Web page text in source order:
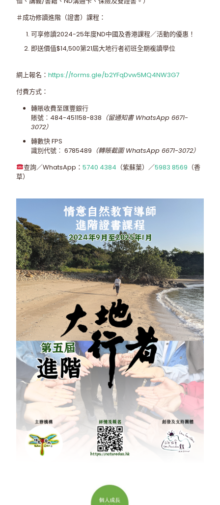
＃成功修讀進階（證書）課程：
可享修讀2024-25年度ND中國及香港課程／活動的優惠！
即送價值$14,500第21屆大地行者初班全期複讀學位
網上報名： https://forms.gle/b2YFqDvw5MQ4NW3G7
付費方式：
轉賬收費至匯豐銀行
賬號︰484-451158-838 （留通知書 WhatsApp 6671-
3072）
轉數快 FPS
識別代號︰ 6785489 （轉賬截圖 WhatsApp 6671-3072）
查詢／WhatsApp： 5740 4384 （紫蘇葉）／5983 8569 （香
草）